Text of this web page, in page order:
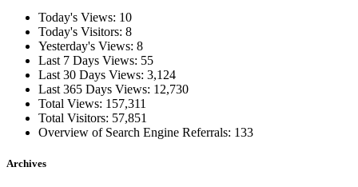
Today's Views: 10
Today's Visitors: 8
Yesterday's Views: 8
Last 7 Days Views: 55
Last 30 Days Views: 3,124
Last 365 Days Views: 12,730
Total Views: 157,311
Total Visitors: 57,851
Overview of Search Engine Referrals: 133
Archives